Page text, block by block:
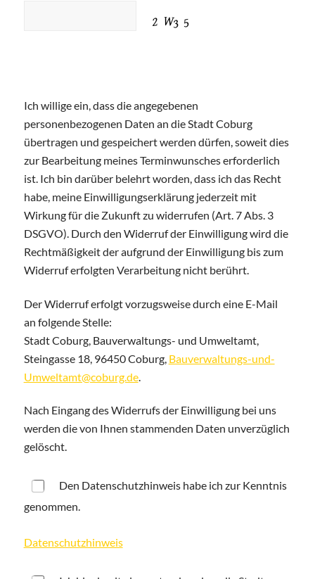
Ich willige ein, dass die angegebenen
personenbezogenen Daten an die Stadt Coburg
übertragen und gespeichert werden dürfen, soweit dies
zur Bearbeitung meines Terminwunsches erforderlich
ist. Ich bin darüber belehrt worden, dass ich das Recht
habe, meine Einwilligungserklärung jederzeit mit
Wirkung für die Zukunft zu widerrufen (Art. 7 Abs. 3
DSGVO). Durch den Widerruf der Einwilligung wird die
Rechtmäßigkeit der aufgrund der Einwilligung bis zum
Widerruf erfolgten Verarbeitung nicht berührt.
Der Widerruf erfolgt vorzugsweise durch eine E-Mail
an folgende Stelle:
Stadt Coburg, Bauverwaltungs- und Umweltamt,
Steingasse 18, 96450 Coburg, Bauverwaltungs-und-
Umweltamt@coburg.de.
Nach Eingang des Widerrufs der Einwilligung bei uns
werden die von Ihnen stammenden Daten unverzüglich
gelöscht.
Den Datenschutzhinweis habe ich zur Kenntnis
genommen.
Datenschutzhinweis